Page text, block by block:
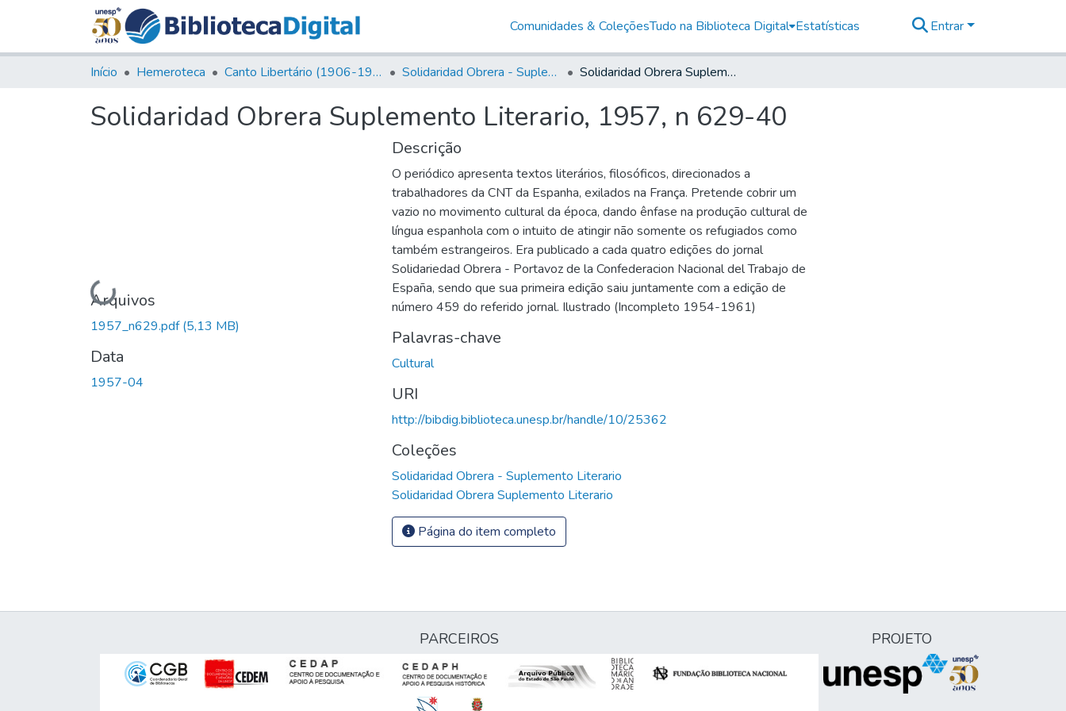
Comunidades & ColeçõesTudo na Biblioteca Digital Estatísticas Entrar
Início Hemeroteca Canto Libertário (1906-1995) Solidaridad Obrera - Suplemento Literario Solidaridad Obrera Suplemento Literario, 1957, n 629-40
Solidaridad Obrera Suplemento Literario, 1957, n 629-40
Carregando...
Arquivos
1957_n629.pdf(5,13 MB)
Data
1957-04
Descrição
O periódico apresenta textos literários, filosóficos, direcionados a
trabalhadores da CNT da Espanha, exilados na França. Pretende cobrir um
vazio no movimento cultural da época, dando ênfase na produção cultural de
língua espanhola com o intuito de atingir não somente os refugiados como
também estrangeiros. Era publicado a cada quatro edições do jornal
Solidariedad Obrera - Portavoz de la Confederacion Nacional del Trabajo de
España, sendo que sua primeira edição saiu juntamente com a edição de
número 459 do referido jornal. Ilustrado (Incompleto 1954-1961)
Palavras-chave
Cultural
URI
http://bibdig.biblioteca.unesp.br/handle/10/25362
Coleções
Solidaridad Obrera - Suplemento Literario
Solidaridad Obrera Suplemento Literario
Página do item completo
PARCEIROS PROJETO